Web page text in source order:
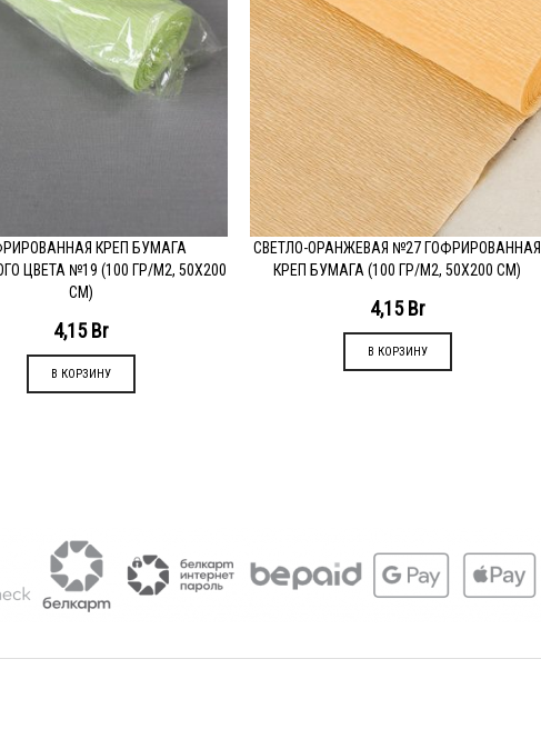
КРЕП БУМАГА
ЦВЕТА №19 (100 ГР/М2, 50Х200
СМ)
4,15Br
В КОРЗИНУ
ПОДРОБНЕЕ
СВЕТЛО-ОРАНЖЕВАЯ №27 ГОФРИРОВАННАЯ
КРЕП БУМАГА (100 ГР/М2, 50Х200 СМ)
4,15Br
В КОРЗИНУ